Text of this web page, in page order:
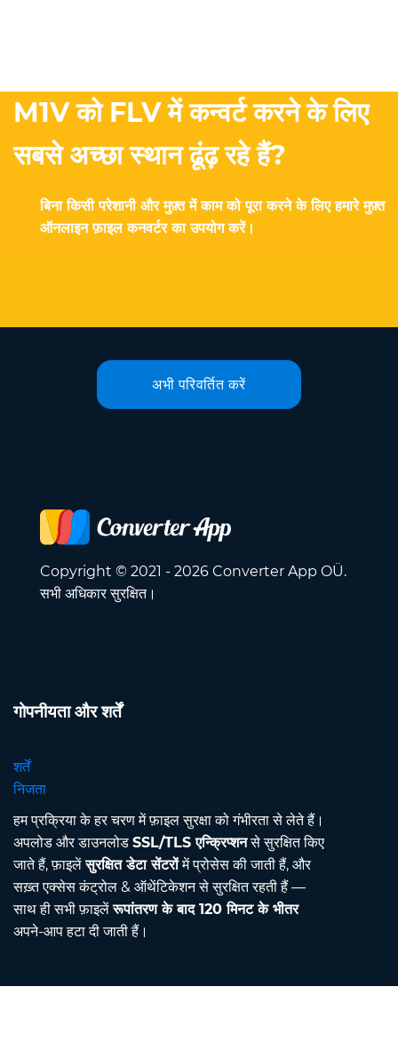
M1V को FLV में कन्वर्ट करने के लिए
सबसे अच्छा स्थान ढूंढ़ रहे हैं?
बिना किसी परेशानी और मुफ़्त में काम को पूरा करने के लिए हमारे मुफ़्त
ऑनलाइन फ़ाइल कनवर्टर का उपयोग करें।
अभी परिवर्तित करें
Copyright © 2021 - 2026 Converter App OÜ.
सभी अधिकार सुरक्षित।
गोपनीयता और शर्तें
शर्तें
निजता
हम प्रक्रिया के हर चरण में फ़ाइल सुरक्षा को गंभीरता से लेते हैं।
अपलोड और डाउनलोड SSL/TLS एन्क्रिप्शनसे सुरक्षित किए
जाते हैं, फ़ाइलेंसुरक्षित डेटा सेंटरोंमें प्रोसेस की जाती हैं, और
सख़्त एक्सेस कंट्रोल & ऑथेंटिकेशन से सुरक्षित रहती हैं —
साथ ही सभी फ़ाइलेंरूपांतरण के बाद 120 मिनट के भीतर
अपने-आप हटा दी जाती हैं।